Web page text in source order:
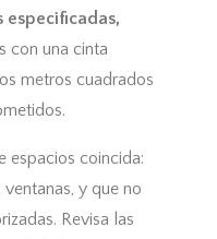
especificadas,
con una cinta
metros cuadrados
espacios coincida:
y que no
Revisa las